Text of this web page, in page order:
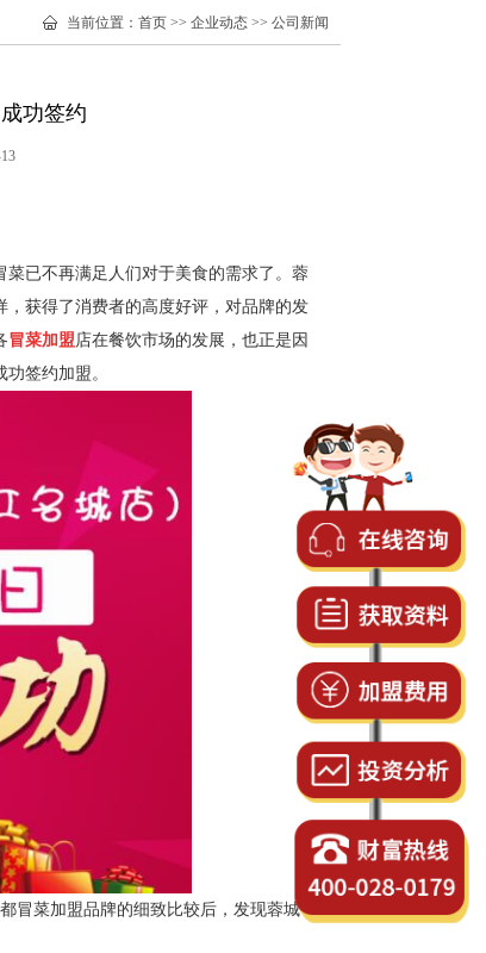
当前位置 ： 首页 >> 企业动态 >> 公司新闻
功签约
已不再满足人们对于美食的需求了。蓉
获得了消费者的高度好评，对品牌的发
冒菜加盟店在餐饮市场的发展，也正是因
签约加盟。
冒菜加盟品牌的细致比较后，发现蓉城